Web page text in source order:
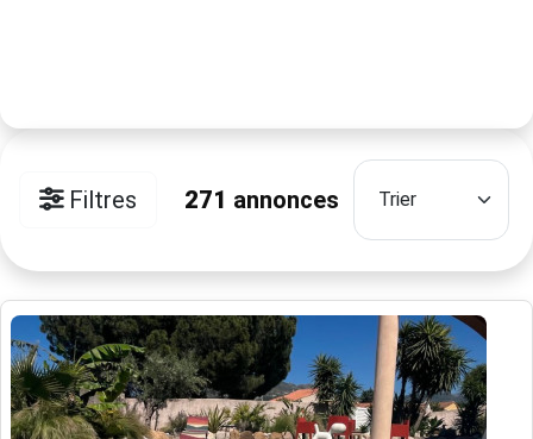
Filtres 271 annonces